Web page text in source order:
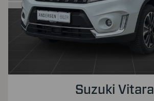
Suzuki Vitara